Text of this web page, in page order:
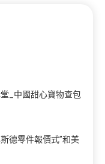
_中國甜心寶物查包
德零件報價式”和美